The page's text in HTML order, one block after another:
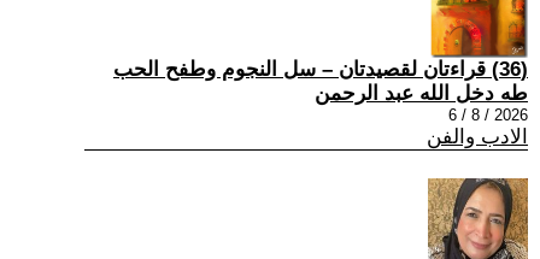
(36) قراءتان لقصيدتان – سل النجوم وطفح الحب
طه دخل الله عبد الرحمن
2026 / 8 / 6
الادب والفن